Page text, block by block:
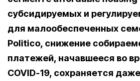
субсидируемых и
для малообеспеченных
Politico, снижение
платежей, начавшееся во
COVID-19, сохраняется